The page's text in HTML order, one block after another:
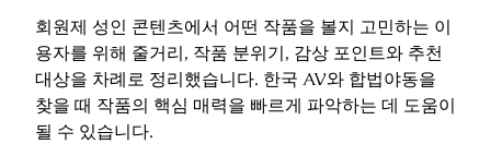
회원제 성인 콘텐츠에서 어떤 작품을 볼지 고민하는 이
용자를 위해 줄거리, 작품 분위기, 감상 포인트와 추천
대상을 차례로 정리했습니다. 한국 AV와 합법야동을
찾을 때 작품의 핵심 매력을 빠르게 파악하는 데 도움이
될 수 있습니다.